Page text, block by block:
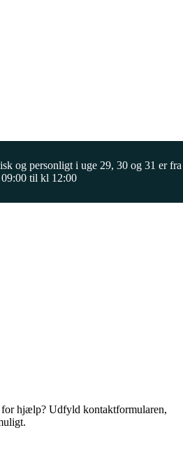
og personligt i uge 29, 30 og 31 er fra
til kl 12:00
hjælp? Udfyld kontaktformularen,